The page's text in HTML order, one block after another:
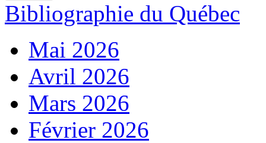
Bibliographie du Québec
Mai 2026
Avril 2026
Mars 2026
Février 2026